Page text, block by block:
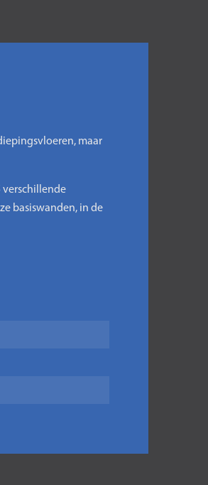
maar
verschillende
basiswanden, in de